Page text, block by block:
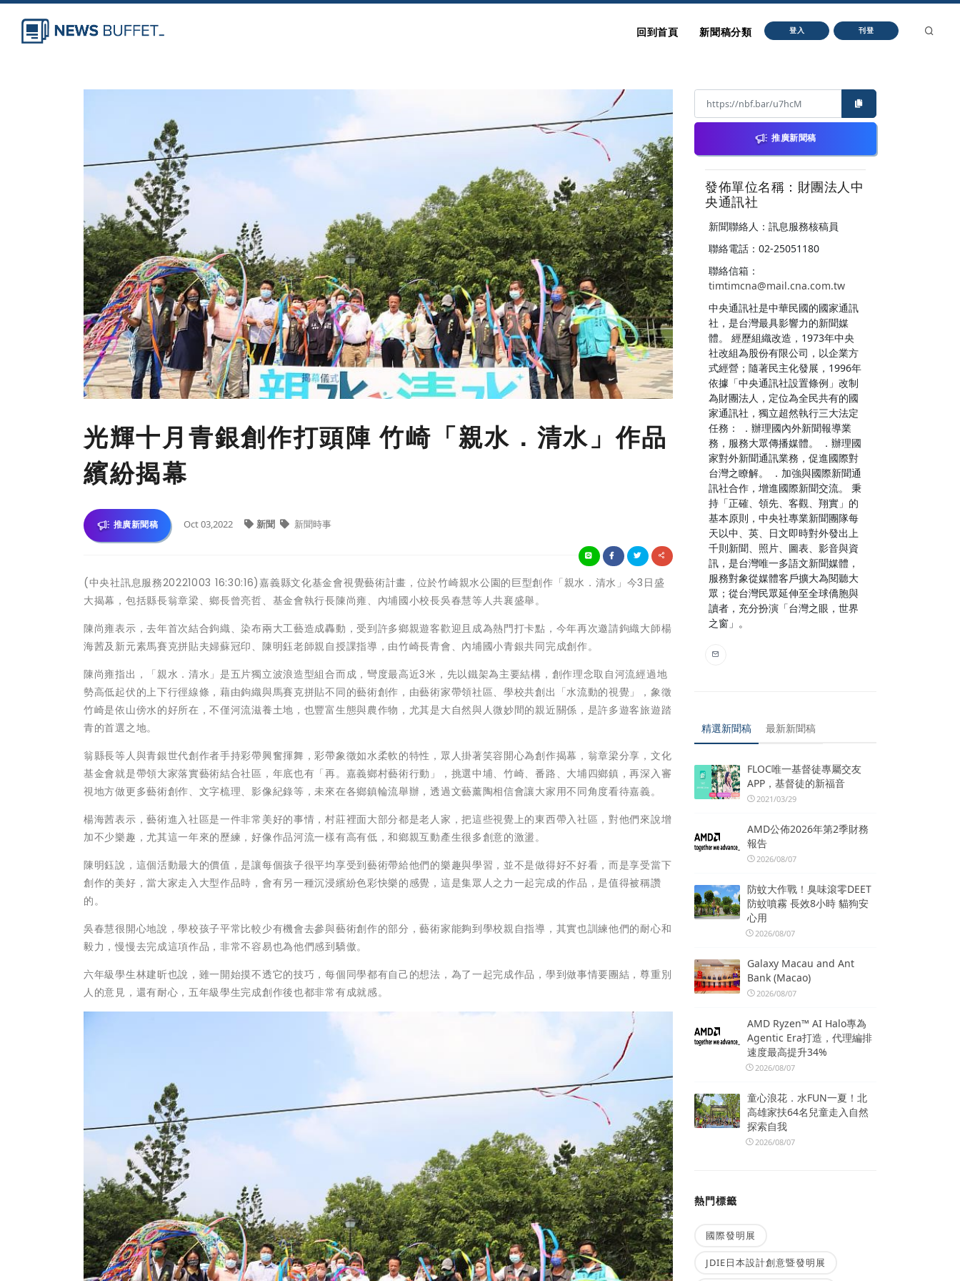
回到首頁 新聞稿分類 登入 刊登
光輝十月青銀創作打頭陣 竹崎「親水．清水」作品
繽紛揭幕
推廣新聞稿 Oct 03,2022 新聞 新聞時事
(中央社訊息服務20221003 16:30:16)嘉義縣文化基金會視覺藝術計畫，位於竹崎親水公園的巨型創作「親水．清水」今3日盛
大揭幕，包括縣長翁章梁、鄉長曾亮哲、基金會執行長陳尚雍、內埔國小校長吳春慧等人共襄盛舉。
陳尚雍表示，去年首次結合鉤織、染布兩大工藝造成轟動，受到許多鄉親遊客歡迎且成為熱門打卡點，今年再次邀請鉤織大師楊
海茜及新元素馬賽克拼貼夫婦蘇冠印、陳明鈺老師親自授課指導，由竹崎長青會、內埔國小青銀共同完成創作。
陳尚雍指出，「親水．清水」是五片獨立波浪造型組合而成，彎度最高近3米，先以鐵架為主要結構，創作理念取自河流經過地
勢高低起伏的上下行徑線條，藉由鉤織與馬賽克拼貼不同的藝術創作，由藝術家帶領社區、學校共創出「水流動的視覺」，象徵
竹崎是依山傍水的好所在，不僅河流滋養土地，也豐富生態與農作物，尤其是大自然與人微妙間的親近關係，是許多遊客旅遊踏
青的首選之地。
翁縣長等人與青銀世代創作者手持彩帶興奮揮舞，彩帶象徵如水柔軟的特性，眾人掛著笑容開心為創作揭幕，翁章梁分享，文化
基金會就是帶領大家落實藝術結合社區，年底也有「再。嘉義鄉村藝術行動」，挑選中埔、竹崎、番路、大埔四鄉鎮，再深入審
視地方做更多藝術創作、文字梳理、影像紀錄等，未來在各鄉鎮輪流舉辦，透過文藝薰陶相信會讓大家用不同角度看待嘉義。
楊海茜表示，藝術進入社區是一件非常美好的事情，村莊裡面大部分都是老人家，把這些視覺上的東西帶入社區，對他們來說增
加不少樂趣，尤其這一年來的歷練，好像作品河流一樣有高有低，和鄉親互動產生很多創意的激盪。
陳明鈺說，這個活動最大的價值，是讓每個孩子很平均享受到藝術帶給他們的樂趣與學習，並不是做得好不好看，而是享受當下
創作的美好，當大家走入大型作品時，會有另一種沉浸繽紛色彩快樂的感覺，這是集眾人之力一起完成的作品，是值得被稱讚
的。
吳春慧很開心地說，學校孩子平常比較少有機會去參與藝術創作的部分，藝術家能夠到學校親自指導，其實也訓練他們的耐心和
毅力，慢慢去完成這項作品，非常不容易也為他們感到驕傲。
六年級學生林建昕也說，雖一開始摸不透它的技巧，每個同學都有自己的想法，為了一起完成作品，學到做事情要團結，尊重別
人的意見，還有耐心，五年級學生完成創作後也都非常有成就感。
推廣新聞稿
發佈單位名稱：財團法人中
央通訊社
新聞聯絡人：訊息服務核稿員
聯絡電話：02-25051180
聯絡信箱：
timtimcna@mail.cna.com.tw
中央通訊社是中華民國的國家通訊
社，是台灣最具影響力的新聞媒
體。 經歷組織改造，1973年中央
社改組為股份有限公司，以企業方
式經營；隨著民主化發展，1996年
依據「中央通訊社設置條例」改制
為財團法人，定位為全民共有的國
家通訊社，獨立超然執行三大法定
任務： ．辦理國內外新聞報導業
務，服務大眾傳播媒體。 ．辦理國
家對外新聞通訊業務，促進國際對
台灣之瞭解。 ．加強與國際新聞通
訊社合作，增進國際新聞交流。 秉
持「正確、領先、客觀、翔實」的
基本原則，中央社專業新聞團隊每
天以中、英、日文即時對外發出上
千則新聞、照片、圖表、影音與資
訊，是台灣唯一多語文新聞媒體，
服務對象從媒體客戶擴大為閱聽大
眾；從台灣民眾延伸至全球僑胞與
讀者，充分扮演「台灣之眼，世界
之窗」。
精選新聞稿 最新新聞稿
FLOC唯一基督徒專屬交友
APP，基督徒的新福音
2021/03/29
AMD公佈2026年第2季財務
報告
2026/08/07
防蚊大作戰！臭味滾零DEET
防蚊噴霧 長效8小時 貓狗安
心用
2026/08/07
Galaxy Macau and Ant
Bank (Macao)
2026/08/07
AMD Ryzen™ AI Halo專為
Agentic Era打造，代理編排
速度最高提升34%
2026/08/07
童心浪花．水FUN一夏！北
高雄家扶64名兒童走入自然
探索自我
2026/08/07
熱門標籤
國際發明展
JDIE日本設計創意暨發明展